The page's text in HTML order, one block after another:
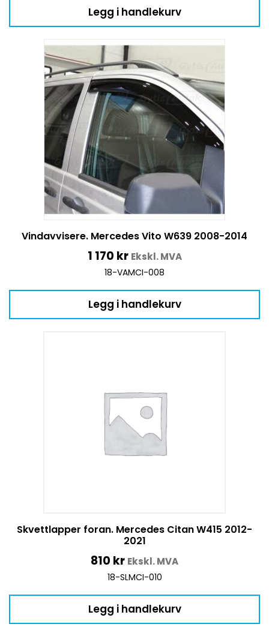
Legg i handlekurv
Vindavvisere. Mercedes Vito W639 2008-2014
1 170 kr Ekskl. MVA
18-VAMCI-008
Legg i handlekurv
Skvettlapper foran. Mercedes Citan W415 2012-
2021
810 kr Ekskl. MVA
18-SLMCI-010
Legg i handlekurv